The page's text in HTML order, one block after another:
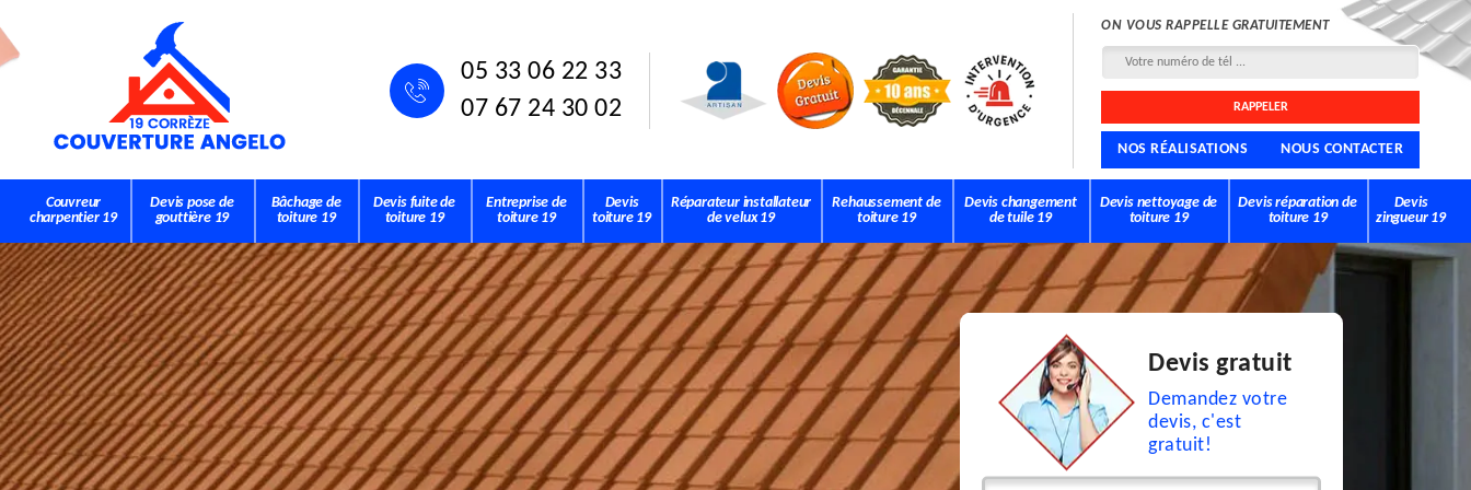
05 33 06 22 33
07 67 24 30 02
ON VOUS RAPPELLE GRATUITEMENT
NOS RÉALISATIONS NOUS CONTACTER
Couvreur
charpentier 19
Devis pose de
gouttière 19
Bâchage de
toiture 19
Devis fuite de
toiture 19
Entreprise de
toiture 19
Devis
toiture 19
Réparateur installateur
de velux 19
Rehaussement de
toiture 19
Devis changement
de tuile 19
Devis nettoyage de
toiture 19
Devis réparation de
toiture 19
Devis
zingueur 19
Devis gratuit
Demandez votre
devis, c'est
gratuit!